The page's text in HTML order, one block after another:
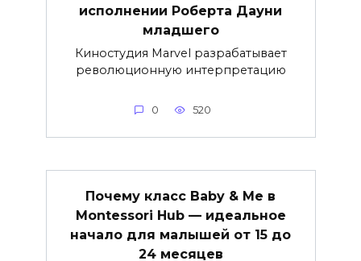
исполнении Роберта Дауни
младшего
Киностудия Marvel разрабатывает
революционную интерпретацию
0 520
Почему класс Baby & Me в
Montessori Hub — идеальное
начало для малышей от 15 до
24 месяцев